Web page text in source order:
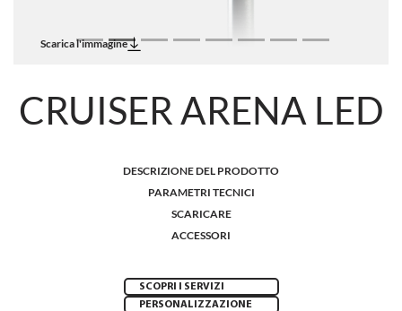
Scarica l'immagine
CRUISER ARENA LED
DESCRIZIONE DEL PRODOTTO
PARAMETRI TECNICI
SCARICARE
ACCESSORI
SCOPRI I SERVIZI
PERSONALIZZAZIONE